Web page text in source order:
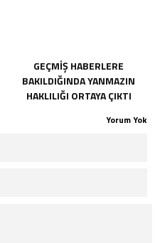
GEÇMIŞ HABERLERE
BAKILDIĞINDA YANMAZIN
HAKLILIĞI ORTAYA ÇIKTI
Yorum Yok